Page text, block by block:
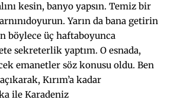
kesin, banyo yapsın. Temiz bir
Yarın da bana getirin
böylece üç haftaboyunca
sekreterlik yaptım. O esnada,
emanetler söz konusu oldu. Ben
Kırım’a kadar
ile Karadeniz